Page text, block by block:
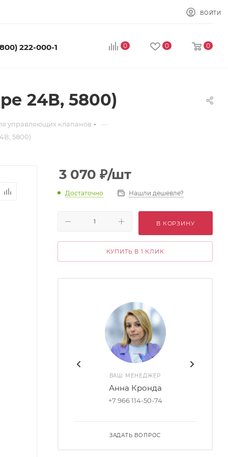
ВОЙТИ
222-000-1 0 0 0
24В, 5800)
управляющих клапанов —
5800)
3 070 ₽/шт
Достаточно Нашли дешевле?
В КОРЗИНУ
КУПИТЬ В 1 КЛИК
ВАШ МЕНЕДЖЕР
Анна Кронда
+7 966 114-50-74
ЗАДАТЬ ВОПРОС